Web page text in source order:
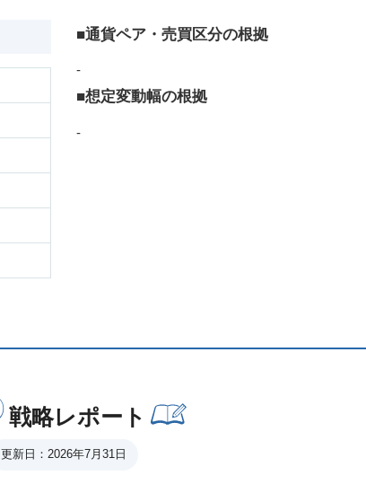
■通貨ペア・売買区分の根拠
-
■想定変動幅の根拠
-
戦略レポート
更新日：2026年7月31日